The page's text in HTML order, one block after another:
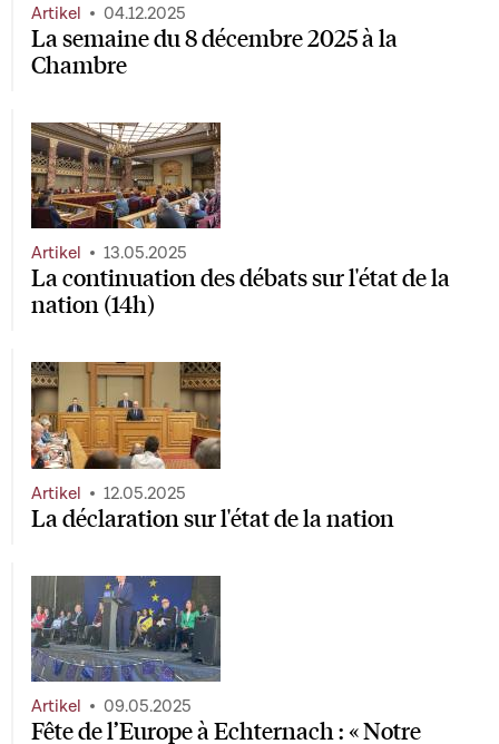
La semaine du 8 décembre 2025 à la
Chambre
Artikel 04.12.2025
La continuation des débats sur l'état de la
nation (14h)
Artikel 13.05.2025
La déclaration sur l'état de la nation
Artikel 12.05.2025
Fête de l’Europe à Echternach : « Notre
Artikel 09.05.2025